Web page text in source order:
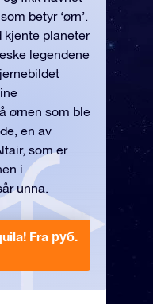
betyr ‘ørn’.
kjente planeter
legendene
ørnen som ble
en av
som er
i
unna.
Fra руб.